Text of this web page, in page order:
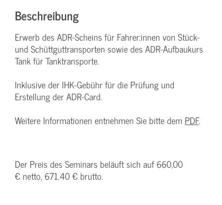
Beschreibung
Erwerb des ADR-Scheins für Fahrer:innen von Stück-
und Schüttguttransporten sowie des ADR-Aufbaukurs
Tank für Tanktransporte.
Inklusive der IHK-Gebühr für die Prüfung und
Erstellung der ADR-Card.
Weitere Informationen entnehmen Sie bitte dem PDF.
Der Preis des Seminars beläuft sich auf 660,00
€ netto, 671,40 € brutto.